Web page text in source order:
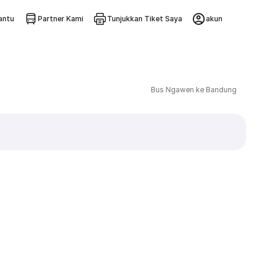
Partner Kami Tunjukkan Tiket Saya akun
Bus Ngawen ke Bandung